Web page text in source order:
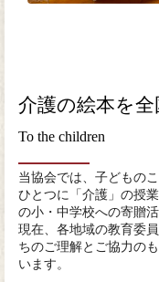
介護の絵本を
To the children
当協会では、子どもの
ひとつに「介護」の授
の小・中学校への寄贈
現在、各地域の教育委
ちのご理解とご協力の
います。